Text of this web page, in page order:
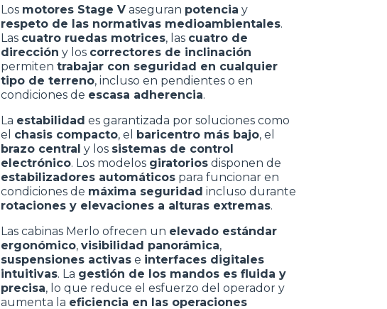
Los motores Stage V aseguran potencia y
respeto de las normativas medioambientales.
Las cuatro ruedas motrices, las cuatro de
dirección y los correctores de inclinación
permiten trabajar con seguridad en cualquier
tipo de terreno, incluso en pendientes o en
condiciones de escasa adherencia.
La estabilidad es garantizada por soluciones como
el chasis compacto, el baricentro más bajo, el
brazo central y los sistemas de control
electrónico. Los modelos giratorios disponen de
estabilizadores automáticos para funcionar en
condiciones de máxima seguridad incluso durante
rotaciones y elevaciones a alturas extremas.
Las cabinas Merlo ofrecen un elevado estándar
ergonómico, visibilidad panorámica,
suspensiones activas e interfaces digitales
intuitivas. La gestión de los mandos es fluida y
precisa, lo que reduce el esfuerzo del operador y
aumenta la eficiencia en las operaciones